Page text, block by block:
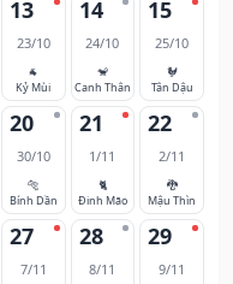
13
23/10
🐐
Kỷ Mùi
14
24/10
🐒
Canh Thân
15
25/10
🐓
Tân Dậu
20
30/10
🐅
Bính Dần
21
1/11
🐈
Đinh Mão
22
2/11
🐉
Mậu Thìn
27
7/11
28
8/11
29
9/11